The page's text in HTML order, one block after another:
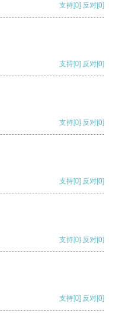
支持[0] 反对[0]
支持[0] 反对[0]
支持[0] 反对[0]
支持[0] 反对[0]
支持[0] 反对[0]
支持[0] 反对[0]